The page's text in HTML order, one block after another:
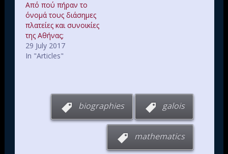
Από πού πήραν το
όνομά τους διάσημες
πλατείες και συνοικίες
της Αθήνας;
29 July 2017
In "Articles"
biographies galois
mathematics